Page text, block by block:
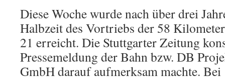
Diese Woche wurde nach über drei
Halbzeit des Vortriebs der 58
21 erreicht. Die Stuttgarter Zeitung
Pressemeldung der Bahn bzw. DB
GmbH darauf aufmerksam machte.